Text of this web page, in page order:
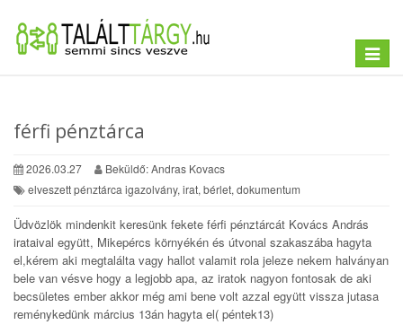
Toggle
férfi pénztárca
2026.03.27
Beküldő: Andras Kovacs
elveszett pénztárca igazolvány, irat, bérlet, dokumentum
Üdvözlök mindenkit keresünk fekete férfi pénztárcát Kovács András
irataival együtt, Mikepércs környékén és útvonal szakaszába hagyta
el,kérem aki megtalálta vagy hallot valamit rola jeleze nekem halványan
bele van vésve hogy a legjobb apa, az iratok nagyon fontosak de aki
becsületes ember akkor még ami bene volt azzal együtt vissza jutasa
reménykedünk március 13án hagyta el( péntek13)